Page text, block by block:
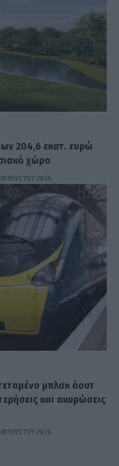
204,6 εκατ. ευρώ
χώρο
ΑΥΓΟΎΣΤΟΥ 2026
μπλακ άουτ
και ακυρώσεις
ΑΥΓΟΎΣΤΟΥ 2026